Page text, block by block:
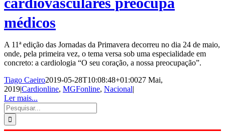
médicos
A 11ª edição das Jornadas da Primavera decorreu no dia 24 de maio,
onde, pela primeira vez, o tema versa sob uma especialidade em
concreto: a cardiologia “O seu coração, a nossa preocupação”.
Tiago Caeiro2019-05-28T10:08:48+01:0027 Mai,
2019|Cardionline, MGFonline, Nacional|
Ler mais...
Pesquisar